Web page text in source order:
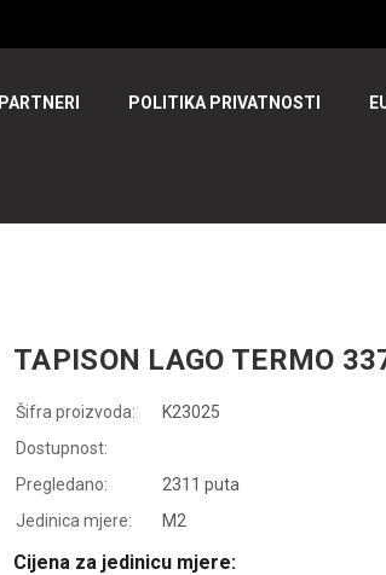
PARTNERI POLITIKA PRIVATNOSTI
TAPISON LAGO TERMO
Šifra proizvoda:
K23025
Dostupnost:
Pregledano:
2311 puta
Jedinica mjere:
M2
Cijena za jedinicu mjere: